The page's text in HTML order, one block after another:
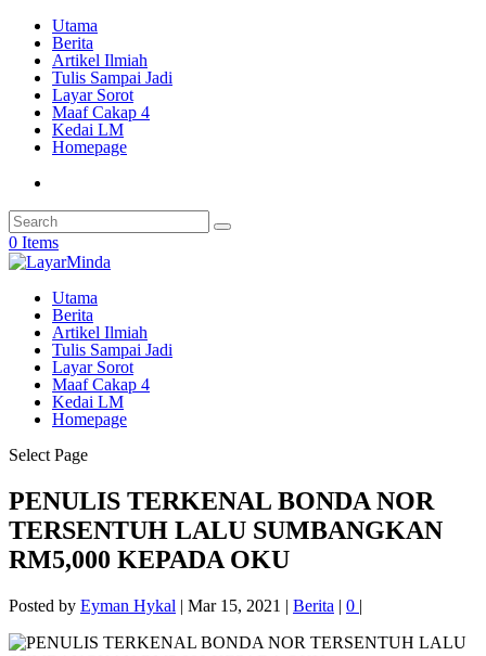
Utama
Berita
Artikel Ilmiah
Tulis Sampai Jadi
Layar Sorot
Maaf Cakap 4
Kedai LM
Homepage
0 Items
Utama
Berita
Artikel Ilmiah
Tulis Sampai Jadi
Layar Sorot
Maaf Cakap 4
Kedai LM
Homepage
Select Page
PENULIS TERKENAL BONDA NOR
TERSENTUH LALU SUMBANGKAN
RM5,000 KEPADA OKU
Posted by Eyman Hykal | Mar 15, 2021 | Berita | 0 |